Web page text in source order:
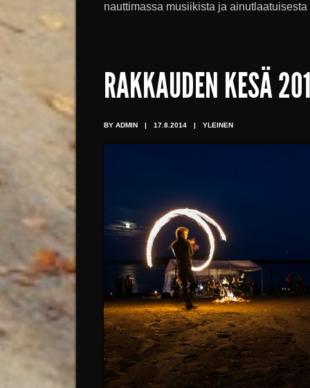
nauttimassa musiikista ja ainutlaatuisesta
RAKKAUDEN KESÄ
BY ADMIN | 17.8.2014 | YLEINEN